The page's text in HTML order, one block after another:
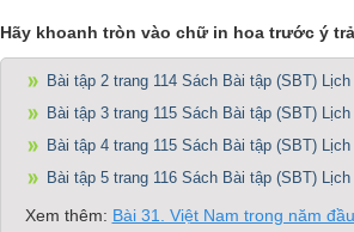
Hãy khoanh tròn vào chữ in hoa trước ý
Bài tập 2 trang 114 Sách Bài tập (SBT)
Bài tập 3 trang 115 Sách Bài tập (SBT)
Bài tập 4 trang 115 Sách Bài tập (SBT)
Bài tập 5 trang 116 Sách Bài tập (SBT)
Xem thêm: Bài 31. Việt Nam trong năm